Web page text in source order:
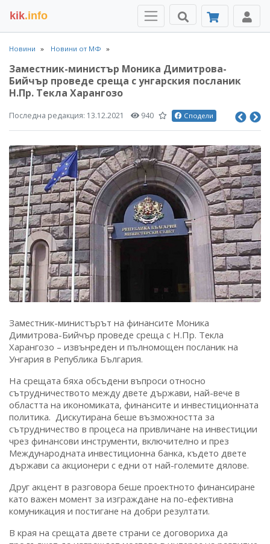
kik.info
Новини Новини от МФ
Заместник-министър Моника Димитрова-
Бийчър проведе среща с унгарския посланик
Н.Пр. Текла Харангозо
Последна редакция: 13.12.2021 940 Сподели
Заместник-министърът на финансите Моника
Димитрова-Бийчър проведе среща с Н.Пр. Текла
Харангозо – извънреден и пълномощен посланик на
Унгария в Република България.
На срещата бяха обсъдени въпроси относно
сътрудничеството между двете държави, най-вече в
областта на икономиката, финансите и инвестиционната
политика. Дискутирана беше възможността за
сътрудничество в процеса на привличане на инвестиции
чрез финансови инструменти, включително и през
Международната инвестиционна банка, където двете
държави са акционери с едни от най-големите дялове.
Друг акцент в разговора беше проектното финансиране
като важен момент за изграждане на по-ефективна
комуникация и постигане на добри резултати.
В края на срещата двете страни се договориха да